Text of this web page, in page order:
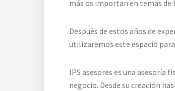
más os importan en temas
Después de estos años de
utilizaremos este espacio
IPS asesores es una asesoría
negocio. Desde su creación